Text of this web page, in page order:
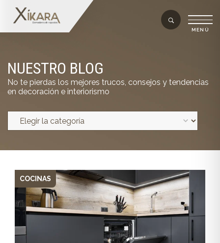
NUESTRO BLOG
No te pierdas los mejores trucos, consejos y tendencias
en decoración e interiorismo
COCINAS